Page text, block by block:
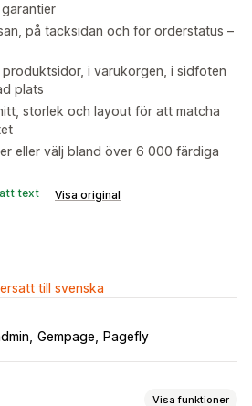
på tacksidan och för orderstatus –
i varukorgen, i sidfoten
plats
storlek och layout för att matcha
eller välj bland över 6 000 färdiga
text Visa original
till svenska
Gempage Pagefly
Visa funktioner